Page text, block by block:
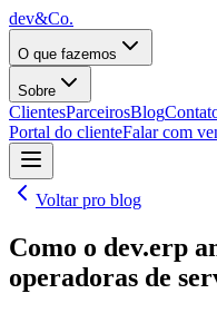
dev&Co.
O que fazemos
Sobre
ClientesParceirosBlog
Portal do clienteFalar com
Voltar pro blog
Como o dev.erp
operadoras de